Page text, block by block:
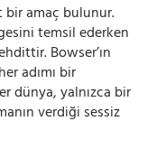
amaç bulunur.
temsil ederken
Bowser’ın
adımı bir
dünya, yalnızca bir
verdiği sessiz